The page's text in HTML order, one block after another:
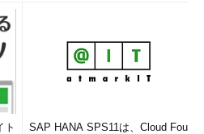
ト
SAP HANA SPS11は、Cloud Fou